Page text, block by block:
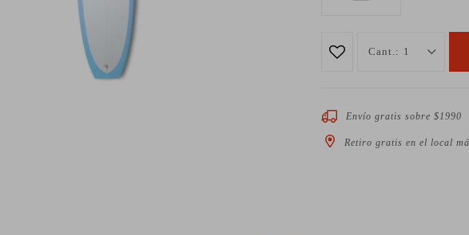
1
Envío gratis sobre $1990
Retiro gratis en el local